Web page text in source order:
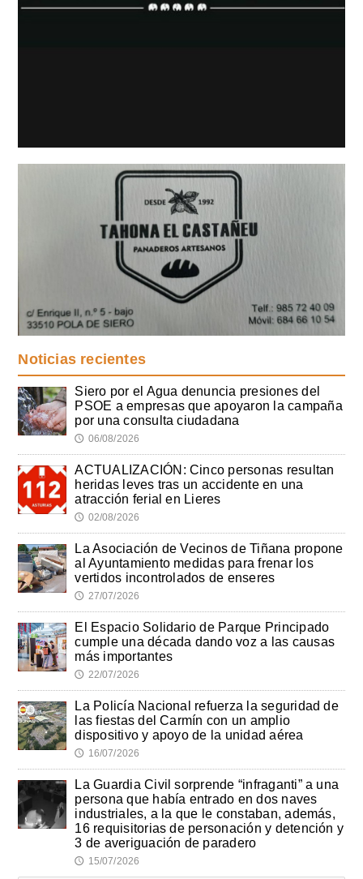
Noticias recientes
Siero por el Agua denuncia presiones del
PSOE a empresas que apoyaron la campaña
por una consulta ciudadana
🕔 06/08/2026
ACTUALIZACIÓN: Cinco personas resultan
heridas leves tras un accidente en una
atracción ferial en Lieres
🕔 02/08/2026
La Asociación de Vecinos de Tiñana propone
al Ayuntamiento medidas para frenar los
vertidos incontrolados de enseres
🕔 27/07/2026
El Espacio Solidario de Parque Principado
cumple una década dando voz a las causas
más importantes
🕔 22/07/2026
La Policía Nacional refuerza la seguridad de
las fiestas del Carmín con un amplio
dispositivo y apoyo de la unidad aérea
🕔 16/07/2026
La Guardia Civil sorprende “infraganti” a una
persona que había entrado en dos naves
industriales, a la que le constaban, además,
16 requisitorias de personación y detención y
3 de averiguación de paradero
🕔 15/07/2026